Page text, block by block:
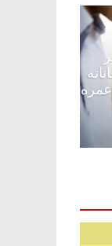
الرئيسية
مقعد شاغر على
محمد علي طالب
من الأمراض..
بتضيع في السجن